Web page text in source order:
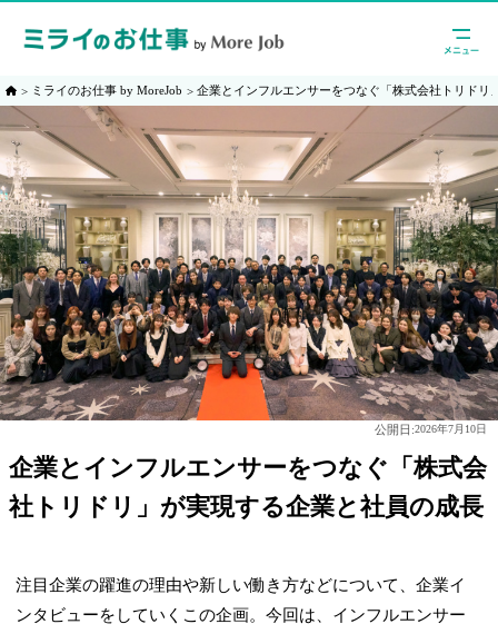
ミライのお仕事 by MoreJob 企業とインフルエンサーをつなぐ「株式会社トリドリ
公開日:2026年7月10日
企業とインフルエンサーをつなぐ「株式会
社トリドリ」が実現する企業と社員の成長
注目企業の躍進の理由や新しい働き方などについて、企業イ
ンタビューをしていくこの企画。今回は、インフルエンサー